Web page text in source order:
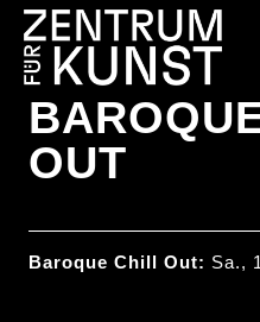
OUT
Baroque Chill Out: Sa.,